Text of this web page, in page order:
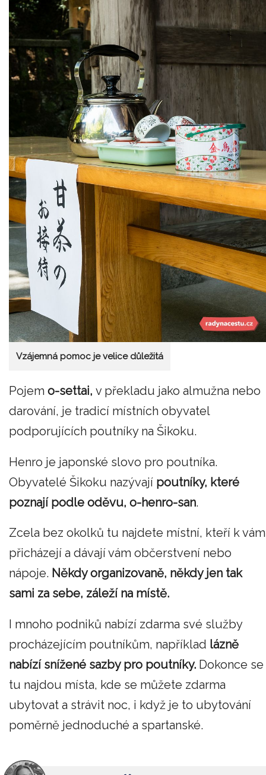
Vzájemná pomoc je velice důležitá
Pojem o-settai, v překladu jako almužna nebo
darování, je tradicí místních obyvatel
podporujících poutníky na Šikoku.
Henro je japonské slovo pro poutníka.
Obyvatelé Šikoku nazývají poutníky, které
poznají podle oděvu, o-henro-san.
Zcela bez okolků tu najdete místní, kteří k vám
přicházejí a dávají vám občerstvení nebo
nápoje. Někdy organizovaně, někdy jen tak
sami za sebe, záleží na místě.
I mnoho podniků nabízí zdarma své služby
procházejícím poutníkům, například lázně
nabízí snížené sazby pro poutníky. Dokonce se
tu najdou místa, kde se můžete zdarma
ubytovat a strávit noc, i když je to ubytování
poměrně jednoduché a spartanské.